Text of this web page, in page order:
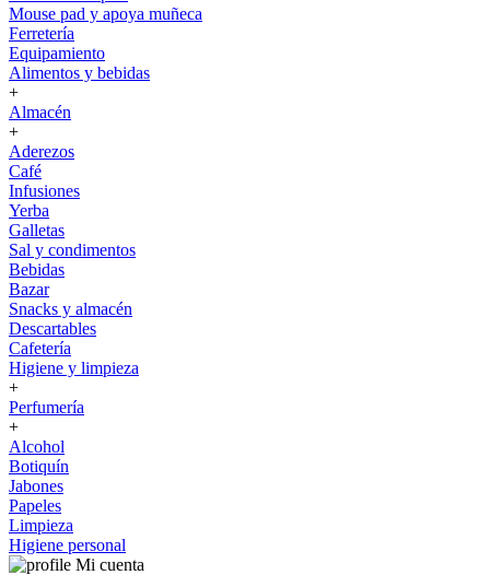
Mouse pad y apoya muñeca
Ferretería
Equipamiento
Alimentos y bebidas
+
Almacén
+
Aderezos
Café
Infusiones
Yerba
Galletas
Sal y condimentos
Bebidas
Bazar
Snacks y almacén
Descartables
Cafetería
Higiene y limpieza
+
Perfumería
+
Alcohol
Botiquín
Jabones
Papeles
Limpieza
Higiene personal
Mi cuenta